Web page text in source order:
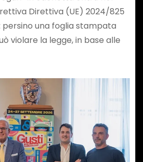
Direttiva (UE) 2024/825
una foglia stampata
violare la legge, in base alle